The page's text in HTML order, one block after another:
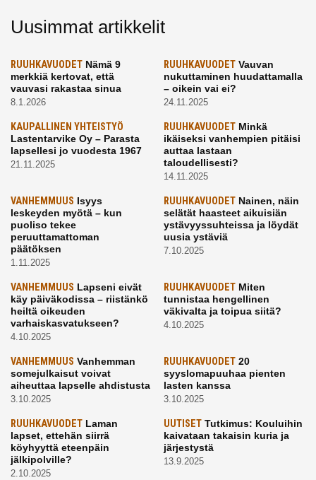
Uusimmat artikkelit
RUUHKAVUODET Nämä 9
merkkiä kertovat, että
vauvasi rakastaa sinua
8.1.2026
RUUHKAVUODETVauvan
nukuttaminen huudattamalla
– oikein vai ei?
24.11.2025
KAUPALLINEN YHTEISTYÖ
Lastentarvike Oy – Parasta
lapsellesi jo vuodesta 1967
21.11.2025
RUUHKAVUODETMinkä
ikäiseksi vanhempien pitäisi
auttaa lastaan
taloudellisesti?
14.11.2025
VANHEMMUUS Isyys
leskeyden myötä – kun
puoliso tekee
peruuttamattoman
päätöksen
1.11.2025
RUUHKAVUODETNainen, näin
selätät haasteet aikuisiän
ystävyyssuhteissa ja löydät
uusia ystäviä
7.10.2025
VANHEMMUUS Lapseni eivät
käy päiväkodissa – riistänkö
heiltä oikeuden
varhaiskasvatukseen?
4.10.2025
RUUHKAVUODETMiten
tunnistaa hengellinen
väkivalta ja toipua siitä?
4.10.2025
VANHEMMUUS Vanhemman
somejulkaisut voivat
aiheuttaa lapselle ahdistusta
3.10.2025
RUUHKAVUODET20
syyslomapuuhaa pienten
lasten kanssa
3.10.2025
RUUHKAVUODET Laman
lapset, ettehän siirrä
köyhyyttä eteenpäin
jälkipolville?
2.10.2025
UUTISETTutkimus: Kouluihin
kaivataan takaisin kuria ja
järjestystä
13.9.2025